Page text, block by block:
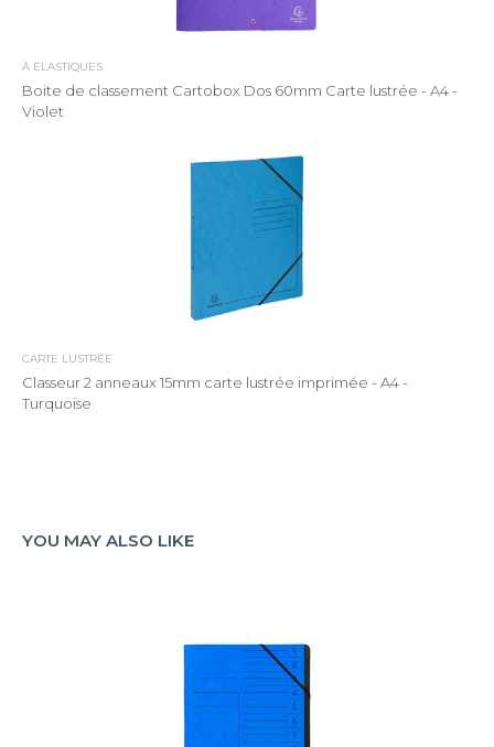
À ÉLASTIQUES
Boite de classement Cartobox Dos 60mm Carte lustrée - A4 -
Violet
CARTE LUSTRÉE
Classeur 2 anneaux 15mm carte lustrée imprimée - A4 -
Turquoise
YOU MAY ALSO LIKE